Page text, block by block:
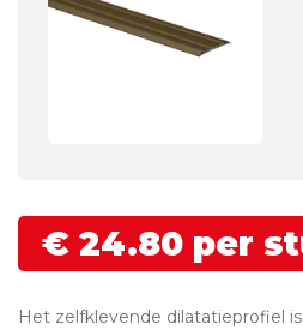
€ 24.80 per
Het zelfklevende dilatatieprofiel